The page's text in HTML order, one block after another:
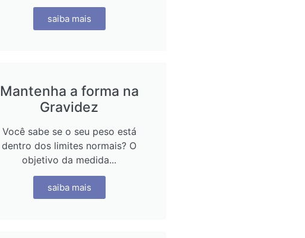
saiba mais
Mantenha a forma na
Gravidez
Você sabe se o seu peso está
dentro dos limites normais? O
objetivo da medida...
saiba mais